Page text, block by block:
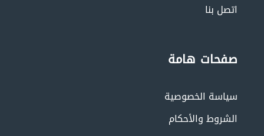
اتصل بنا
صفحات هامة
سياسة الخصوصية
الشروط والأحكام